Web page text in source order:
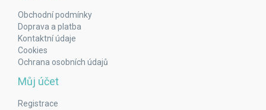
Obchodní podmínky
Doprava a platba
Kontaktní údaje
Cookies
Ochrana osobních údajů
Můj účet
Registrace